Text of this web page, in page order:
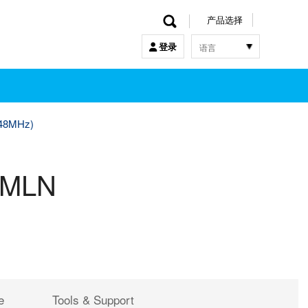
产品选择
登录 语言
한국어
中文
Tools & Support